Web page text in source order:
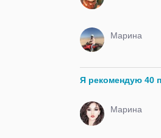
Марина
Я рекомендую 40
Марина